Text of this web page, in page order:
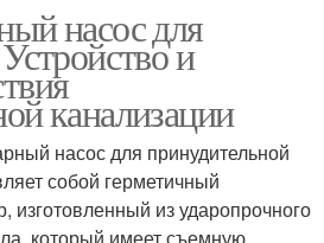
насос для
и
канализации
насос для принудительной
собой герметичный
изготовленный из ударопрочного